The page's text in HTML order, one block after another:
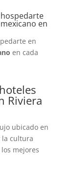
en
en
en cada
Riviera
ubicado en
la cultura
mejores